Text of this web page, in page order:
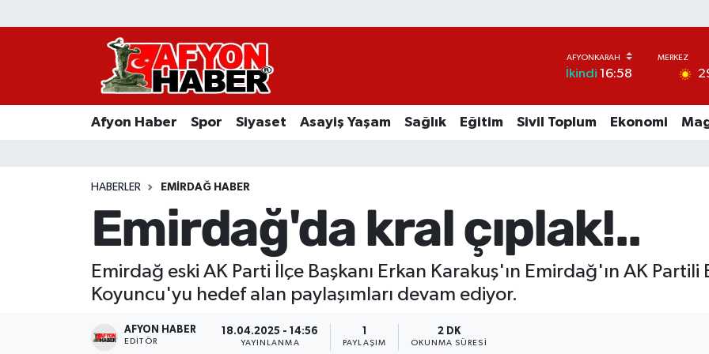
İkindi 16:58
Afyon Haber Spor Siyaset Asayiş Yaşam Sağlık Eğitim Sivil Toplum Ekonomi
HABERLER EMIRDAĞ HABER
Emirdağ'da kral çıplak!..
Emirdağ eski AK Parti İlçe Başkanı Erkan Karakuş'ın Emirdağ'ın AK Partili
Koyuncu'yu hedef alan paylaşımları devam ediyor.
AFYON HABER
EDITÖR
18.04.2025 - 14:56
YAYINLANMA PAYLAŞIM
2 DK
OKUNMA SÜRESI
Afyon Haber
Asayiş Yaşam
Sivil Toplum
Ekonomi